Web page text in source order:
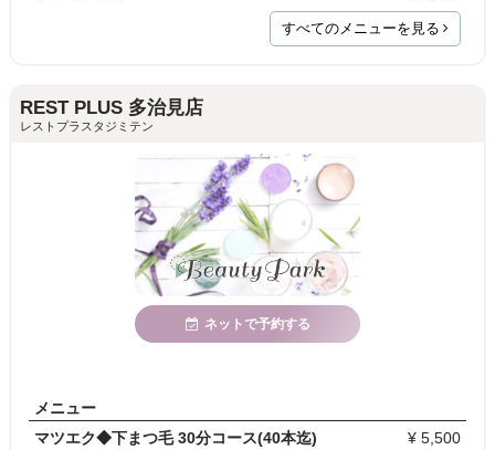
すべてのメニューを見る
REST PLUS 多治見店
レストプラスタジミテン
ネットで予約する
メニュー
マツエク◆下まつ毛 30分コース(40本迄)
¥ 5,500